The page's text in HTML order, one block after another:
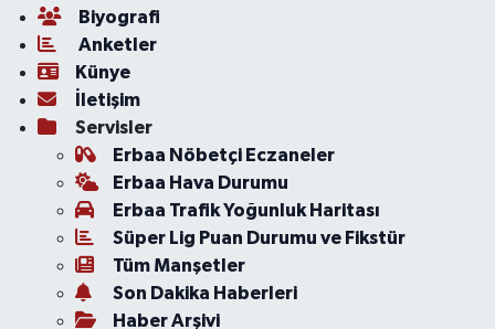
Biyografi
Anketler
Künye
İletişim
Servisler
Erbaa Nöbetçi Eczaneler
Erbaa Hava Durumu
Erbaa Trafik Yoğunluk Haritası
Süper Lig Puan Durumu ve Fikstür
Tüm Manşetler
Son Dakika Haberleri
Haber Arşivi